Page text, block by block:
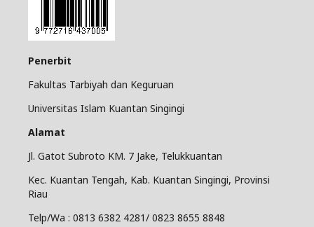
Penerbit
Fakultas Tarbiyah dan Keguruan
Universitas Islam Kuantan Singingi
Alamat
Jl. Gatot Subroto KM. 7 Jake, Telukkuantan
Kec. Kuantan Tengah, Kab. Kuantan Singingi, Provinsi
Riau
Telp/Wa : 0813 6382 4281/ 0823 8655 8848